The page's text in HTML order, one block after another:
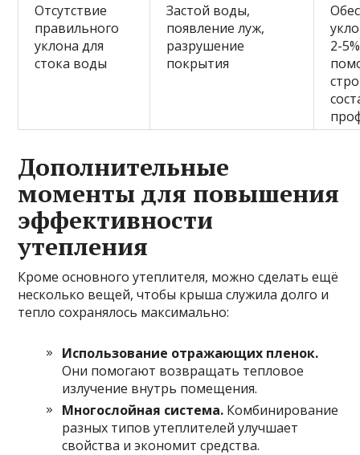
Отсутствие
правильного
уклона для
стока воды
Застой воды,
появление луж,
разрушение
покрытия
2-
Дополнительные
моменты для повышения
эффективности
утепления
Кроме основного утеплителя, можно сделать ещё
несколько вещей, чтобы крыша служила долго и
тепло сохранялось максимально:
Использование отражающих пленок.
Они помогают возвращать тепловое
излучение внутрь помещения.
Многослойная система. Комбинирование
разных типов утеплителей улучшает
свойства и экономит средства.